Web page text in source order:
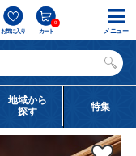
お気に入り カート
0
地域から
探す
特集
メニュー